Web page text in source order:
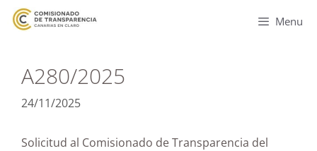
Menu
A280/2025
24/11/2025
Solicitud al Comisionado de Transparencia del